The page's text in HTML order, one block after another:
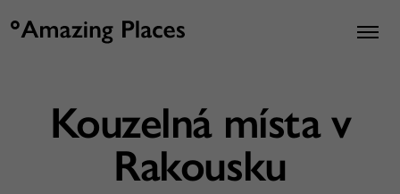
Kouzelná místa v
Rakousku